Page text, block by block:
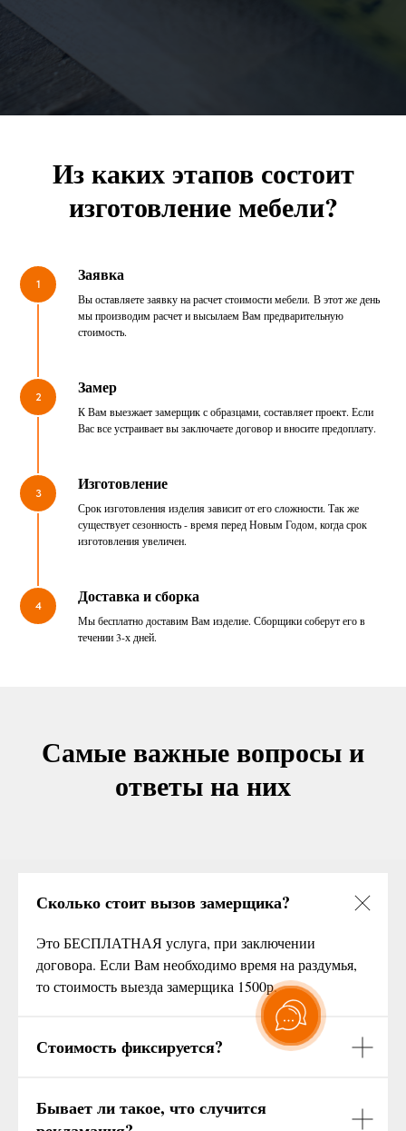
Из каких этапов состоит
изготовление мебели?
1 Заявка
Вы оставляете заявку на расчет стоимости мебели. В этот же день
мы производим расчет и высылаем Вам предварительную
стоимость.
2 Замер
К Вам выезжает замерщик с образцами, составляет проект. Если
Вас все устраивает вы заключаете договор и вносите предоплату.
3 Изготовление
Срок изготовления изделия зависит от его сложности. Так же
существует сезонность - время перед Новым Годом, когда срок
изготовления увеличен.
4 Доставка и сборка
Мы бесплатно доставим Вам изделие. Сборщики соберут его в
течении 3-х дней.
Самые важные вопросы и
ответы на них
Сколько стоит вызов замерщика?
Это БЕСПЛАТНАЯ услуга, при заключении
договора. Если Вам необходимо время на раздумья,
то стоимость выезда замерщика 1500р.
Стоимость фиксируется?
Бывает ли такое, что случится